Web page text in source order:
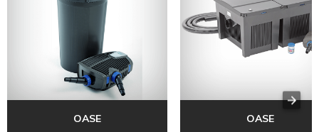
OASE
OASE